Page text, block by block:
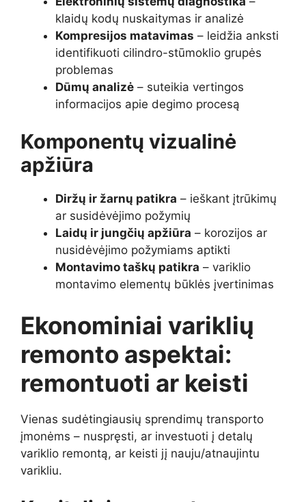
klaidų kodų nuskaitymas ir analizė
Kompresijos matavimas – leidžia anksti
identifikuoti cilindro-stūmoklio grupės
problemas
Dūmų analizė – suteikia vertingos
informacijos apie degimo procesą
Komponentų vizualinė
apžiūra
Diržų ir žarnų patikra – ieškant įtrūkimų
ar susidėvėjimo požymių
Laidų ir jungčių apžiūra – korozijos ar
nusidėvėjimo požymiams aptikti
Montavimo taškų patikra – variklio
montavimo elementų būklės įvertinimas
Ekonominiai variklių
remonto aspektai:
remontuoti ar keisti
Vienas sudėtingiausių sprendimų transporto
įmonėms – nuspręsti, ar investuoti į detalų
variklio remontą, ar keisti jį nauju/atnaujintu
varikliu.